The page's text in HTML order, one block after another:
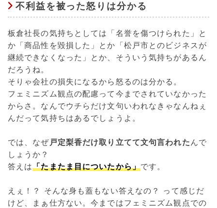
不利益を被った怒りは分かる
板倉社長の気持ちとしては「名誉を傷つけられた」と
か「商品性を毀損した」とか「松戸市とのビジネスが
継続できなくなった」とか、そういう気持ちがあるん
だろうね。
そりゃ会社の損失になるから怒るのは分かる。
フェミニズム観点の配慮って今までされていなかった
からさ。なんでウチらだけ文句いわれなきゃなんねぇ
んだって気持ちはあるでしょうよ。
では、なぜ 戸定梨香だけ取り立てて文句言われた んで
しょうか？
答えは「たまたま目についたから」です。
えぇ！？ そんな身も蓋もない答えなの？ って感じだ
けど、まぁ仕方ない。今まではフェミニズム観点での